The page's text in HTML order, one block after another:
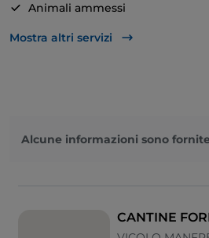
Animali ammessi
Cena con spettacolo
Mostra altri servizi
Alcune informazioni sono
CANTINE